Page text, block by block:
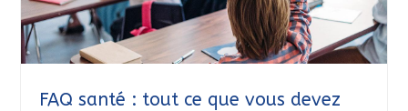
FAQ santé : tout ce que vous devez